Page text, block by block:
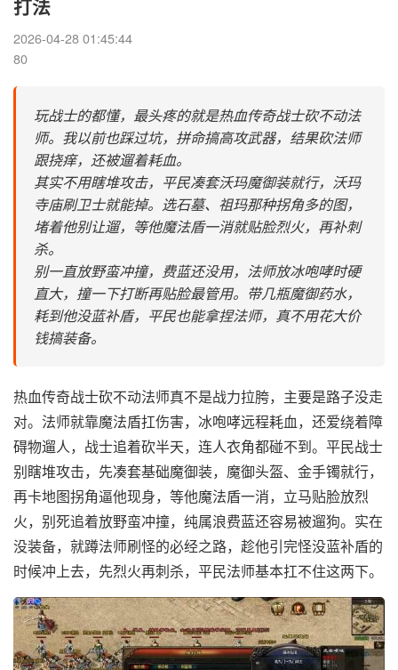
打法
2026-04-28 01:45:44
80
玩战士的都懂，最头疼的就是热血传奇战士砍不动法
师。我以前也踩过坑，拼命搞高攻武器，结果砍法师
跟挠痒，还被遛着耗血。
其实不用瞎堆攻击，平民凑套沃玛魔御装就行，沃玛
寺庙刷卫士就能掉。选石墓、祖玛那种拐角多的图，
堵着他别让遛，等他魔法盾一消就贴脸烈火，再补刺
杀。
别一直放野蛮冲撞，费蓝还没用，法师放冰咆哮时硬
直大，撞一下打断再贴脸最管用。带几瓶魔御药水，
耗到他没蓝补盾，平民也能拿捏法师，真不用花大价
钱搞装备。
热血传奇战士砍不动法师真不是战力拉胯，主要是路子没走
对。法师就靠魔法盾扛伤害，冰咆哮远程耗血，还爱绕着障
碍物遛人，战士追着砍半天，连人衣角都碰不到。平民战士
别瞎堆攻击，先凑套基础魔御装，魔御头盔、金手镯就行，
再卡地图拐角逼他现身，等他魔法盾一消，立马贴脸放烈
火，别死追着放野蛮冲撞，纯属浪费蓝还容易被遛狗。实在
没装备，就蹲法师刷怪的必经之路，趁他引完怪没蓝补盾的
时候冲上去，先烈火再刺杀，平民法师基本扛不住这两下。